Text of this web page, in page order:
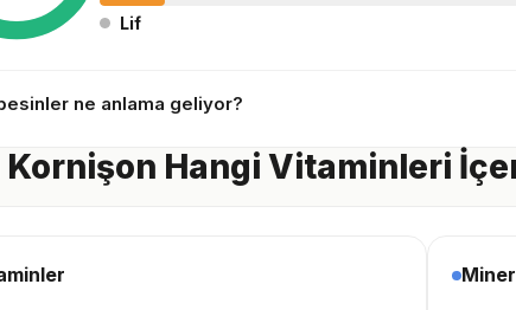
Lif
ne anlama geliyor?
Kornişon Hangi Vitaminleri